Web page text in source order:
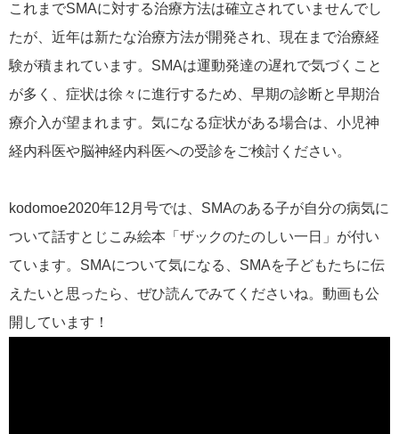
これまでSMAに対する治療方法は確立されていませんでし
たが、近年は新たな治療方法が開発され、現在まで治療経
験が積まれています。SMAは運動発達の遅れで気づくこと
が多く、症状は徐々に進行するため、早期の診断と早期治
療介入が望まれます。気になる症状がある場合は、小児神
経内科医や脳神経内科医への受診をご検討ください。
kodomoe2020年12月号では、SMAのある子が自分の病気に
ついて話すとじこみ絵本「ザックのたのしい一日」が付い
ています。SMAについて気になる、SMAを子どもたちに伝
えたいと思ったら、ぜひ読んでみてくださいね。動画も公
開しています！